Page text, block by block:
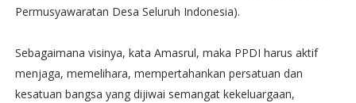
Permusyawaratan Desa Seluruh Indonesia).
Sebagaimana visinya, kata Amasrul, maka PPDI harus aktif
menjaga, memelihara, mempertahankan persatuan dan
kesatuan bangsa yang dijiwai semangat kekeluargaan,